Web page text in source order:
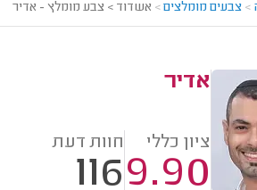
> צבעים מומלצים> אשדוד > צבע מומלץ - אדיר
אדיר
ציון כללי
9.90
חוות דעת
116